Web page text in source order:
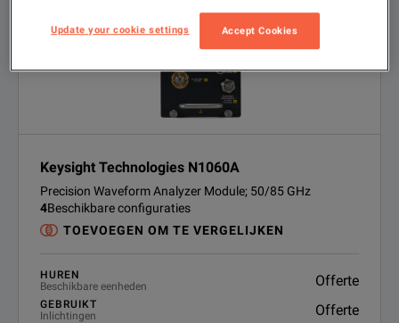
Keysight Technologies N1060A
Precision Waveform Analyzer Module; 50/85 GHz
4Beschikbare configuraties
TOEVOEGEN OM TE VERGELIJKEN
HUREN
Beschikbare eenheden
Offerte
GEBRUIKT
Inlichtingen
Offerte
Update your cookie settings Accept Cookies